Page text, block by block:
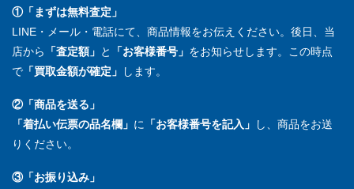
①「まずは無料査定」
LINE・メール・電話にて、商品情報をお伝えください。後日、当
店から
「査定額」 と 「お客様番号」 をお知らせします。この時点
で 「買取金額が確定」 します。
②「商品を送る」
「着払い伝票の品名欄」 に 「お客様番号を記入」
し、商品をお送
りください。
③「お振り込み」